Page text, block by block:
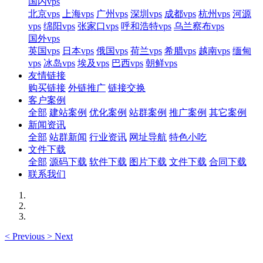
北京vps
上海vps 广州vps 深圳vps 成都vps 杭州vps 河源
vps 绵阳vps 张家口vps 呼和浩特vps 乌兰察布vps
国外vps
英国vps 日本vps 俄国vps 荷兰vps 希腊vps 越南vps 缅甸
vps 冰岛vps 埃及vps 巴西vps 朝鲜vps
友情链接
购买链接 外链推广 链接交换
客户案例
全部 建站案例 优化案例 站群案例 推广案例 其它案例
新闻资讯
全部 站群新闻 行业资讯 网址导航 特色小吃
文件下载
全部 源码下载 软件下载 图片下载 文件下载 合同下载
联系我们
< Previous > Next